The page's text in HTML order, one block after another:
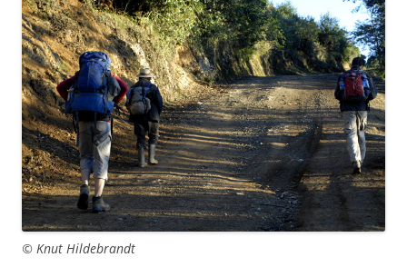
© Knut Hildebrandt